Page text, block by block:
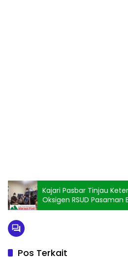
Kajari Pasbar Tinjau
Oksigen RSUD Pasaman
Pos Terkait